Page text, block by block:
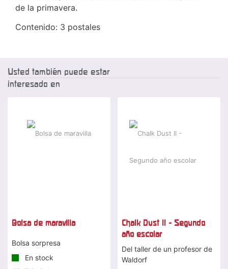
de la primavera.
Contenido: 3 postales
Usted también puede estar
interesado en
Bolsa de maravilla
Bolsa sorpresa
En stock
Chalk Dust II - Segundo
año escolar
Del taller de un profesor de
Waldorf